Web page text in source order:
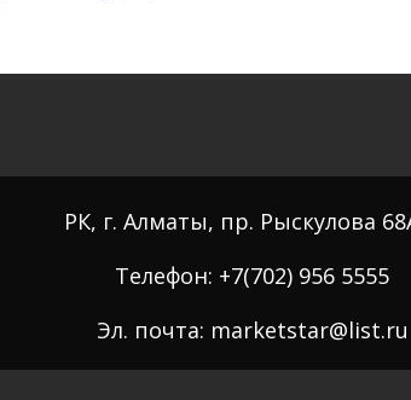
РК, г. Алматы, пр. Рыскулова
Телефон: +7(702) 956 5555
Эл. почта: marketstar@list.ru